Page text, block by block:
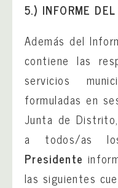
5.) INFORME
Además del
contiene las
servicios
formuladas en
Junta de
a todos/as
Presidente
las siguientes